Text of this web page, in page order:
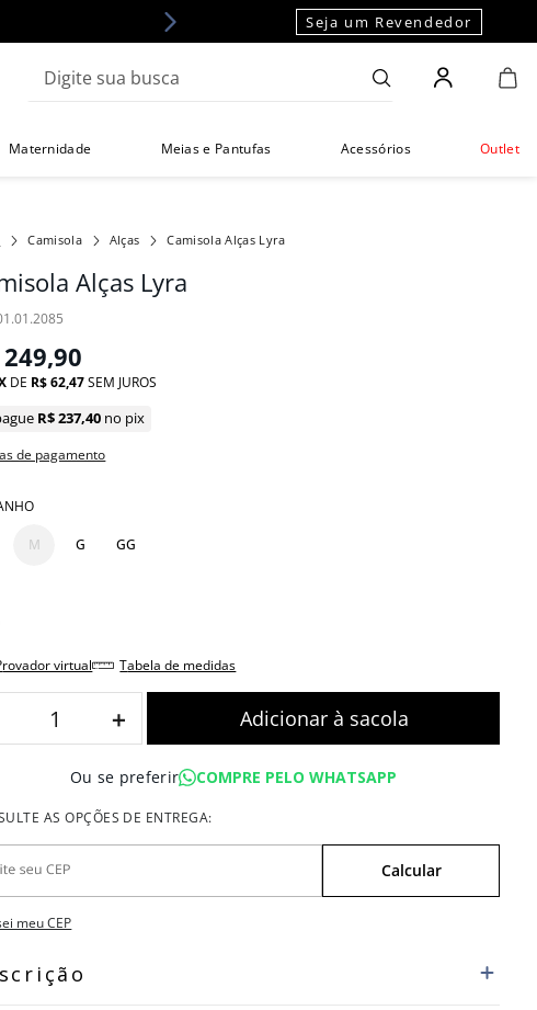
Seja um Revendedor
Maternidade Meias e Pantufas Acessórios Outlet
Camisola Alças Camisola Alças Lyra
Alças Lyra
249,90
DE R$62,47SEM JUROS
R$237,40 no pix
de pagamento
M G GG
provador virtual tabela de medidas
＋
Ou se preferir COMPRE PELO WHATSAPP
meu CEP